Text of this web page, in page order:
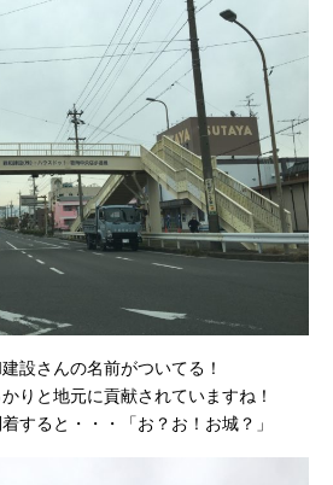
設さんの名前がついてる！
りと地元に貢献されていますね！
すると・・・「お？お！お城？」